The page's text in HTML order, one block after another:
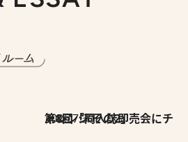
2026.7.30
第8回「同人誌即売会にチャレンジ その2」